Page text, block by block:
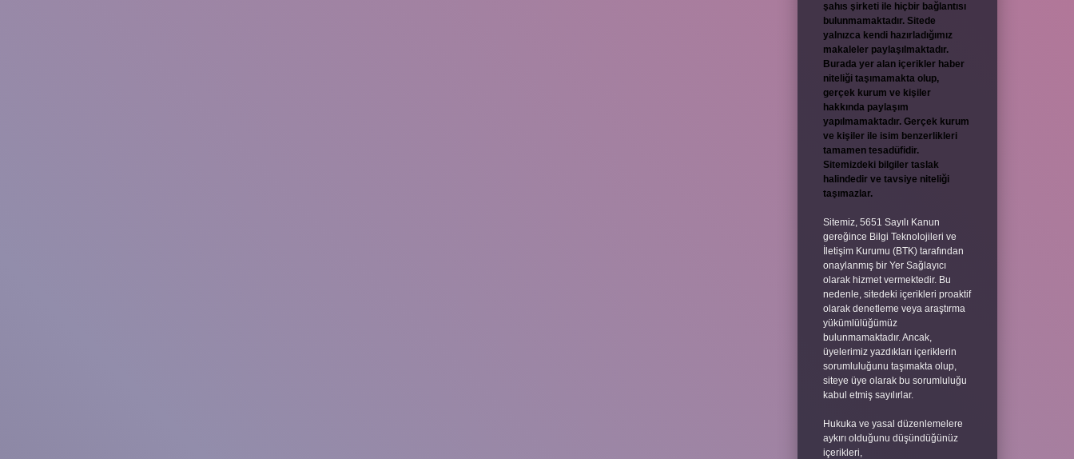
şahıs şirketi ile hiçbir bağlantısı
bulunmamaktadır. Sitede
yalnızca kendi hazırladığımız
makaleler paylaşılmaktadır.
Burada yer alan içerikler haber
niteliği taşımamakta olup,
gerçek kurum ve kişiler
hakkında paylaşım
yapılmamaktadır. Gerçek kurum
ve kişiler ile isim benzerlikleri
tamamen tesadüfidir.
Sitemizdeki bilgiler taslak
halindedir ve tavsiye niteliği
taşımazlar.
Sitemiz, 5651 Sayılı Kanun
gereğince Bilgi Teknolojileri ve
İletişim Kurumu (BTK) tarafından
onaylanmış bir Yer Sağlayıcı
olarak hizmet vermektedir. Bu
nedenle, sitedeki içerikleri proaktif
olarak denetleme veya araştırma
yükümlülüğümüz
bulunmamaktadır. Ancak,
üyelerimiz yazdıkları içeriklerin
sorumluluğunu taşımakta olup,
siteye üye olarak bu sorumluluğu
kabul etmiş sayılırlar.
Hukuka ve yasal düzenlemelere
aykırı olduğunu düşündüğünüz
içerikleri,